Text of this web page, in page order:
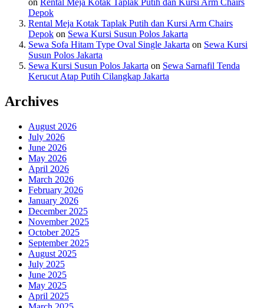
on Rental Meja Kotak Taplak Putih dan Kursi Arm Chairs
Depok
Rental Meja Kotak Taplak Putih dan Kursi Arm Chairs
Depok on Sewa Kursi Susun Polos Jakarta
Sewa Sofa Hitam Type Oval Single Jakarta on Sewa Kursi
Susun Polos Jakarta
Sewa Kursi Susun Polos Jakarta on Sewa Sarnafil Tenda
Kerucut Atap Putih Cilangkap Jakarta
Archives
August 2026
July 2026
June 2026
May 2026
April 2026
March 2026
February 2026
January 2026
December 2025
November 2025
October 2025
September 2025
August 2025
July 2025
June 2025
May 2025
April 2025